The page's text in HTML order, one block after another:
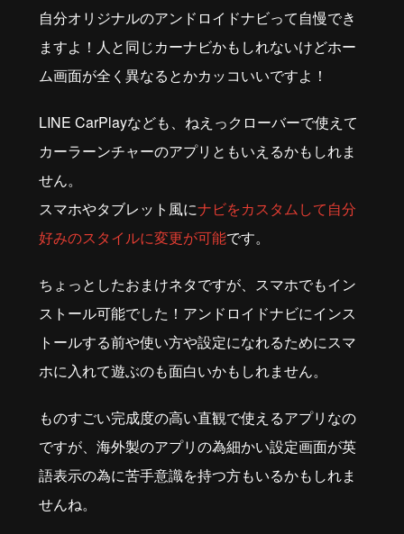
自分オリジナルのアンドロイドナビって自慢でき
ますよ！人と同じカーナビかもしれないけどホー
ム画面が全く異なるとかカッコいいですよ！
LINE CarPlayなども、ねえっクローバーで使えて
カーラーンチャーのアプリともいえるかもしれま
せん。
スマホやタブレット風にナビをカスタムして自分
好みのスタイルに変更が可能です。
ちょっとしたおまけネタですが、スマホでもイン
ストール可能でした！アンドロイドナビにインス
トールする前や使い方や設定になれるためにスマ
ホに入れて遊ぶのも面白いかもしれません。
ものすごい完成度の高い直観で使えるアプリなの
ですが、海外製のアプリの為細かい設定画面が英
語表示の為に苦手意識を持つ方もいるかもしれま
せんね。